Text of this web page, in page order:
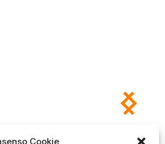
Cookie